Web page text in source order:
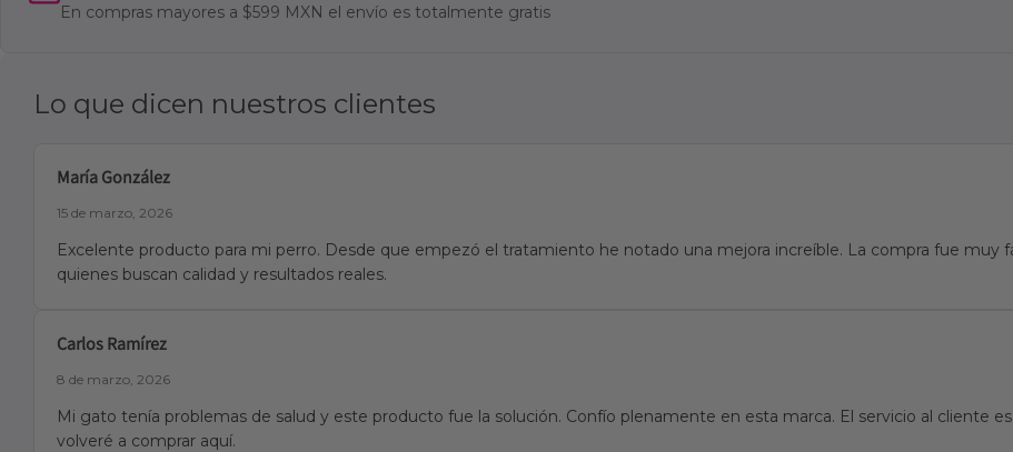
En compras mayores a $599 MXN el envío es totalmente gratis
Lo que dicen nuestros clientes
María González
15 de marzo, 2026
Excelente producto para mi perro. Desde que empezó el tratamiento he notado una mejora increíble. La compra fue muy
quienes buscan calidad y resultados reales.
Carlos Ramírez
8 de marzo, 2026
Mi gato tenía problemas de salud y este producto fue la solución. Confío plenamente en esta marca. El servicio al cliente
volveré a comprar aquí.